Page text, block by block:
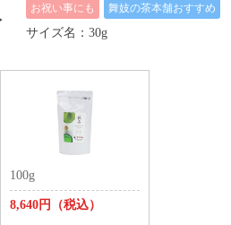
お祝い事にも 舞妓の茶本舗おすすめ
サイズ名：30g
100g
8,640円（税込）